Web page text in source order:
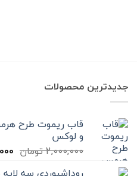
جدیدترین محصولات
و لوکس
2,000,000تومان